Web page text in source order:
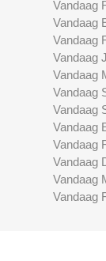
Vandaag
Vandaag
Vandaag
Vandaag
Vandaag
Vandaag
Vandaag
Vandaag
Vandaag
Vandaag
Vandaag
Vandaag